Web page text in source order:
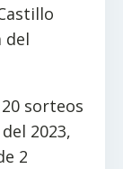
del
sorteos
2023,
2